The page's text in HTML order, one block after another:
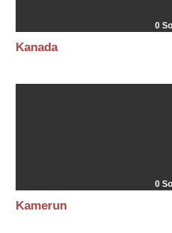
0
Kanada
0
Kamerun